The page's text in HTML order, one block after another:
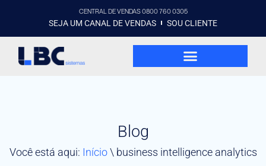
CENTRAL DE VENDAS 0800 760 0305
SEJA UM CANAL DE VENDAS SOU CLIENTE
Blog
Você está aqui: Início\ business intelligence analytics